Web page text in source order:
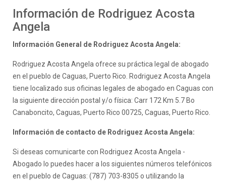
Información de Rodriguez Acosta
Angela
Información General de Rodriguez Acosta Angela:
Rodriguez Acosta Angela ofrece su práctica legal de abogado
en el pueblo de Caguas, Puerto Rico. Rodriguez Acosta Angela
tiene localizado sus oficinas legales de abogado en Caguas con
la siguiente dirección postal y/o física: Carr 172 Km 5.7 Bo
Canaboncito, Caguas, Puerto Rico 00725, Caguas, Puerto Rico.
Información de contacto de Rodriguez Acosta Angela:
Si deseas comunicarte con Rodriguez Acosta Angela -
Abogado lo puedes hacer a los siguientes números telefónicos
en el pueblo de Caguas: (787) 703-8305 o utilizando la